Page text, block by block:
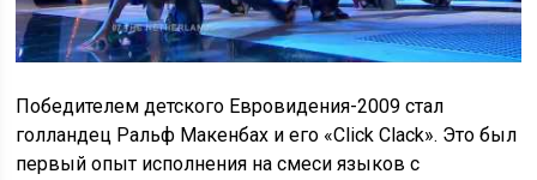
Победителем детского Евровидения-2009 стал
голландец Ральф Макенбах и его «Click Clack». Это был
первый опыт исполнения на смеси языков с